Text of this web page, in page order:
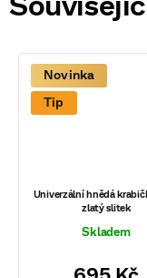
Novinka
Tip
Univerzální hnědá
zlatý slitek
Skladem